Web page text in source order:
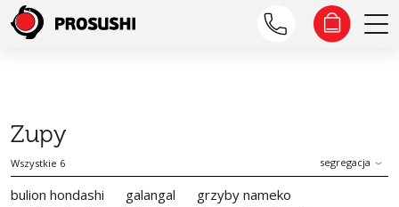
Zupy
Wszystkie 6 segregacja
bulion hondashi galangal
grzyby nameko